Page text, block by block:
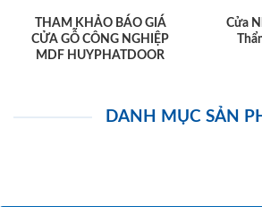
THAM KHẢO BÁO GIÁ
CỬA GỖ CÔNG NGHIỆP
MDF HUYPHATDOOR
Cửa
DANH MỤC SẢN